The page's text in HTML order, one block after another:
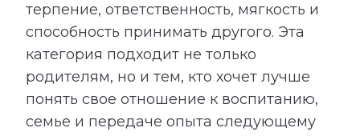
терпение, ответственность, мягкость и
способность принимать другого. Эта
категория подходит не только
родителям, но и тем, кто хочет лучше
понять свое отношение к воспитанию,
семье и передаче опыта следующему